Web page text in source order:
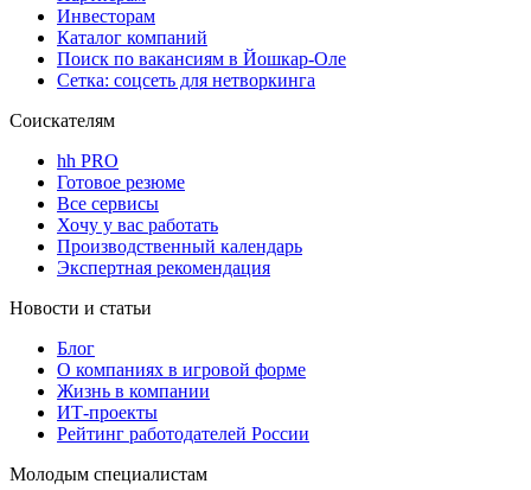
Инвесторам
Каталог компаний
Поиск по вакансиям в Йошкар-Оле
Сетка: соцсеть для нетворкинга
Соискателям
hh PRO
Готовое резюме
Все сервисы
Хочу у вас работать
Производственный календарь
Экспертная рекомендация
Новости и статьи
Блог
О компаниях в игровой форме
Жизнь в компании
ИТ-проекты
Рейтинг работодателей России
Молодым специалистам